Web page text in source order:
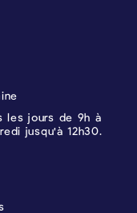
les jours de 9h à
jusqu'à 12h30.
MENTIONS